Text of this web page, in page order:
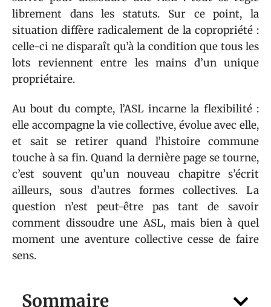
Sommaire
librement dans les statuts. Sur ce point, la
situation diffère radicalement de la copropriété :
celle-ci ne disparaît qu’à la condition que tous les
lots reviennent entre les mains d’un unique
propriétaire.
Au bout du compte, l’ASL incarne la flexibilité :
elle accompagne la vie collective, évolue avec elle,
et sait se retirer quand l’histoire commune
touche à sa fin. Quand la dernière page se tourne,
c’est souvent qu’un nouveau chapitre s’écrit
ailleurs, sous d’autres formes collectives. La
question n’est peut-être pas tant de savoir
comment dissoudre une ASL, mais bien à quel
moment une aventure collective cesse de faire
sens.